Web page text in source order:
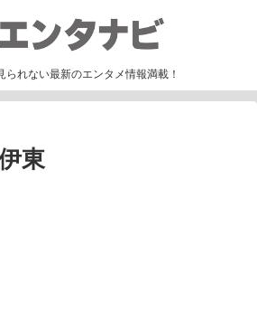
られない最新のエンタメ情報満載！
東